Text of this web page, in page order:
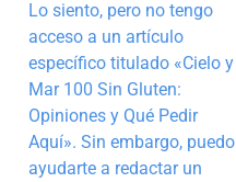
Lo siento, pero no tengo
acceso a un artículo
específico titulado «Cielo y
Mar 100 Sin Gluten:
Opiniones y Qué Pedir
Aquí». Sin embargo, puedo
ayudarte a redactar un